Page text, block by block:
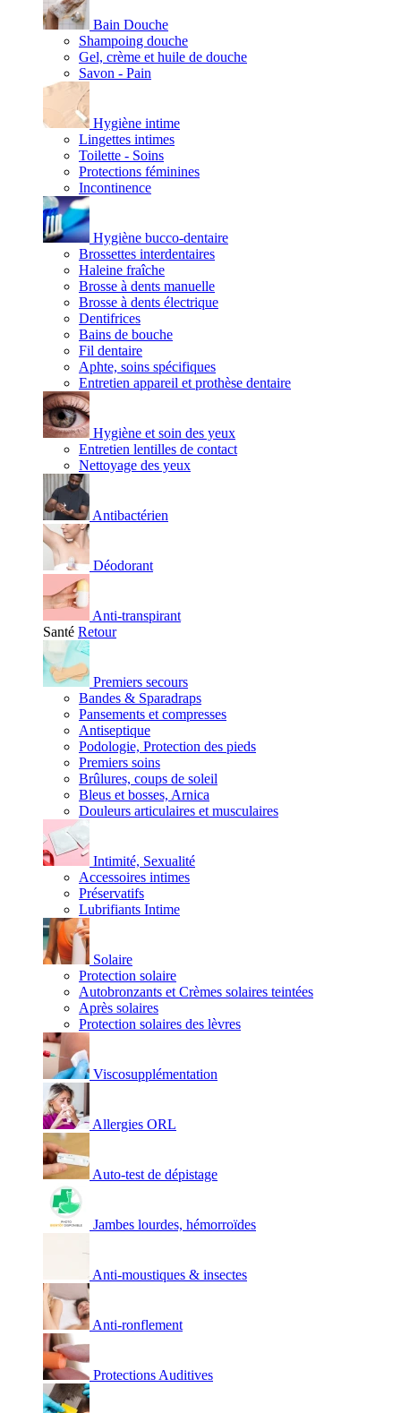
Bain Douche
Shampoing douche
Gel, crème et huile de douche
Savon - Pain
Hygiène intime
Lingettes intimes
Toilette - Soins
Protections féminines
Incontinence
Hygiène bucco-dentaire
Brossettes interdentaires
Haleine fraîche
Brosse à dents manuelle
Brosse à dents électrique
Dentifrices
Bains de bouche
Fil dentaire
Aphte, soins spécifiques
Entretien appareil et prothèse dentaire
Hygiène et soin des yeux
Entretien lentilles de contact
Nettoyage des yeux
Antibactérien
Déodorant
Anti-transpirant
Santé Retour
Premiers secours
Bandes & Sparadraps
Pansements et compresses
Antiseptique
Podologie, Protection des pieds
Premiers soins
Brûlures, coups de soleil
Bleus et bosses, Arnica
Douleurs articulaires et musculaires
Intimité, Sexualité
Accessoires intimes
Préservatifs
Lubrifiants Intime
Solaire
Protection solaire
Autobronzants et Crèmes solaires teintées
Après solaires
Protection solaires des lèvres
Viscosupplémentation
Allergies ORL
Auto-test de dépistage
Jambes lourdes, hémorroïdes
Anti-moustiques & insectes
Anti-ronflement
Protections Auditives